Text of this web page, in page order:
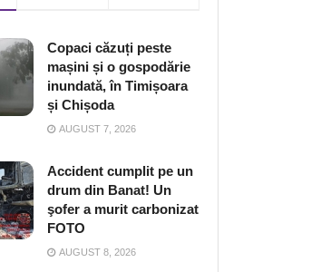
Copaci căzuți peste
mașini și o gospodărie
inundată, în Timișoara
și Chișoda
AUGUST 7, 2026
Accident cumplit pe un
drum din Banat! Un
şofer a murit carbonizat
FOTO
AUGUST 8, 2026